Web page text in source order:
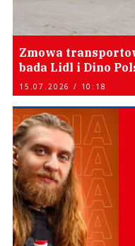
Zmowa
bada Lidl i Dino
15.07.2026 / 10:18